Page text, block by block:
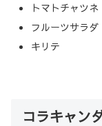
トマトチャツネ
フルーツサラダ
キリテ
コラキャン